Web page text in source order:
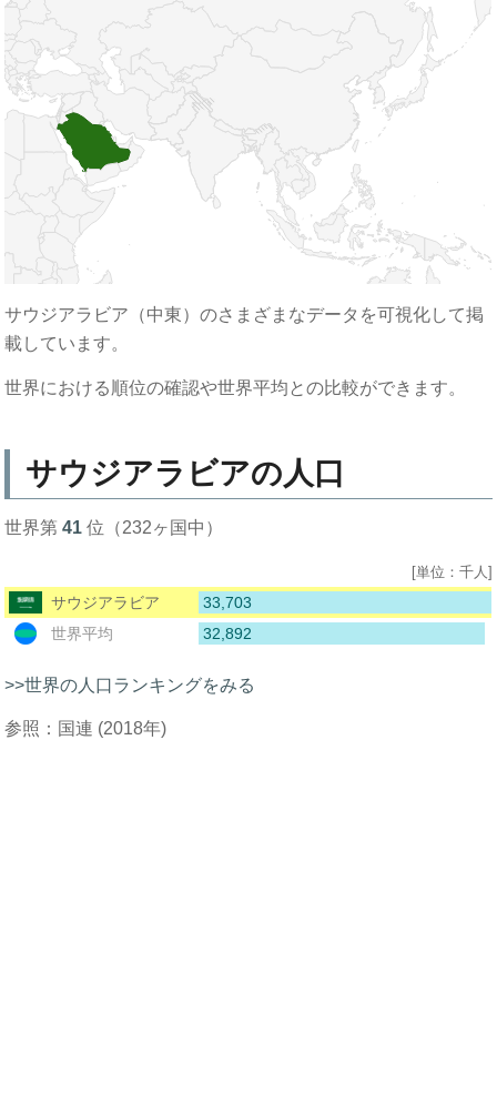
サウジアラビア（中東）のさまざまなデータを可視化して掲
載しています。
世界における順位の確認や世界平均との比較ができます。
サウジアラビアの人口
世界第41 位（232ヶ国中）
[単位：千人]
サウジアラビア
33,703
世界平均
32,892
>>世界の人口ランキングをみる
参照：国連 (2018年)